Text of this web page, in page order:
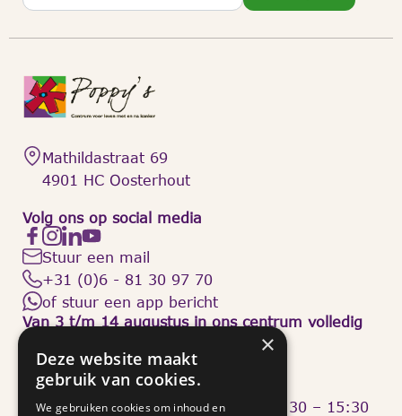
Mathildastraat 69
4901 HC Oosterhout
Volg ons op social media
Stuur een mail
+31 (0)6 - 81 30 97 70
of stuur een app bericht
Van 3 t/m 14 augustus in ons centrum volledig
gesloten.
Openingstijden Mathildastraat 69
Dinsdag: 13:30 – 15:30
Donderdag: 10:00 – 12:00 en 13:30 – 15:30
×
Deze website maakt
gebruik van cookies.
We gebruiken cookies om inhoud en